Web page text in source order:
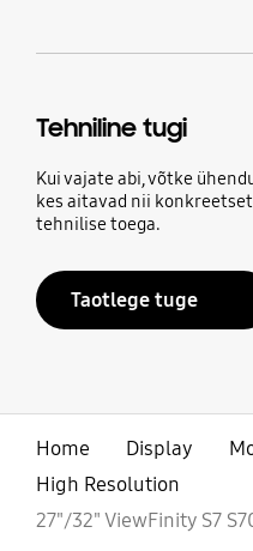
Tehniline tugi
Kui vajate abi, võtke
kes aitavad nii
tehnilise toega.
Taotlege tuge
Home Display
High Resolution
27"/32" ViewFinity S7